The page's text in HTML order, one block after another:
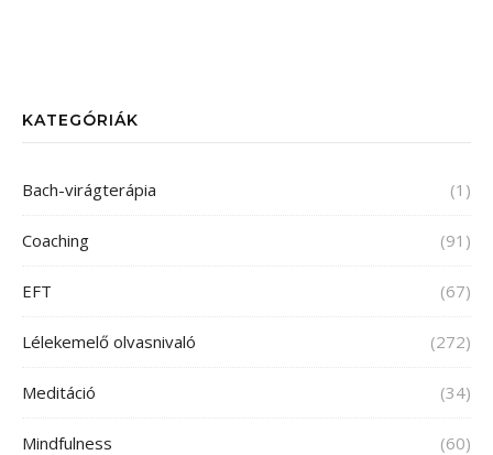
KATEGÓRIÁK
Bach-virágterápia (1)
Coaching (91)
EFT (67)
Lélekemelő olvasnivaló (272)
Meditáció (34)
Mindfulness (60)